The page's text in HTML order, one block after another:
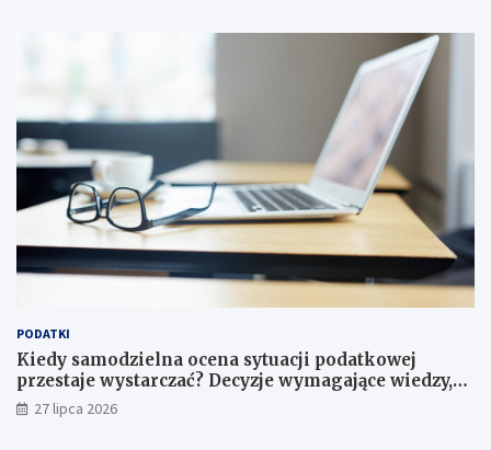
PODATKI
Kiedy samodzielna ocena sytuacji podatkowej
przestaje wystarczać? Decyzje wymagające wiedzy,
której nie zastąpi internet
27 lipca 2026